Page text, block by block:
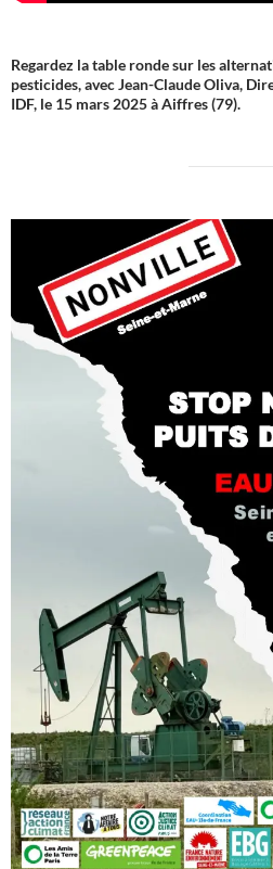
Regardez la table ronde sur les
pesticides, avec Jean-Claude Oliva,
IDF, le 15 mars 2025 à Aiffres (79).